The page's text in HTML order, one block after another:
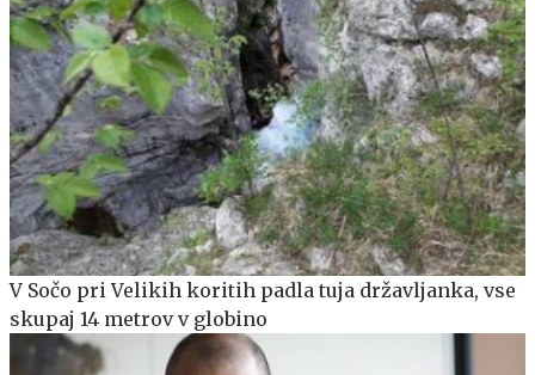
V Sočo pri Velikih koritih padla tuja državljanka, vse
skupaj 14 metrov v globino